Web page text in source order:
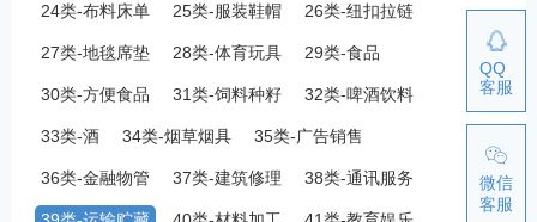
24类-布料床单 25类-服装鞋帽 26类-纽扣拉链
27类-地毯席垫 28类-体育玩具 29类-食品
30类-方便食品 31类-饲料种籽 32类-啤酒饮料
33类-酒 34类-烟草烟具 35类-广告销售
36类-金融物管 37类-建筑修理 38类-通讯服务
QQ
客服
微信
客服